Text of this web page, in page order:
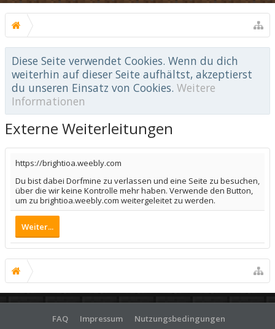
Diese Seite verwendet Cookies. Wenn du dich
weiterhin auf dieser Seite aufhältst, akzeptierst
du unseren Einsatz von Cookies. Weitere
Informationen
Externe Weiterleitungen
https://brightioa.weebly.com
Du bist dabei Dorfmine zu verlassen und eine Seite zu besuchen,
über die wir keine Kontrolle mehr haben. Verwende den Button,
um zu brightioa.weebly.com weitergeleitet zu werden.
Weiter...
FAQ Impressum Nutzungsbedingungen